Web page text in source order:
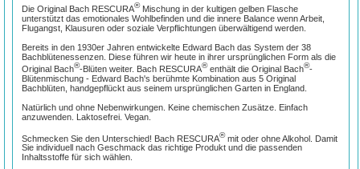
Die Original Bach RESCURA®Mischung in der kultigen gelben Flasche
unterstützt das emotionales Wohlbefinden und die innere Balance wenn Arbeit,
Flugangst, Klausuren oder soziale Verpflichtungen überwältigend werden.
Bereits in den 1930er Jahren entwickelte Edward Bach das System der 38
Bachblütenessenzen. Diese führen wir heute in ihrer ursprünglichen Form als die
Original Bach®-Blüten weiter. Bach RESCURA®enthält die Original Bach®-
Blütenmischung - Edward Bach's berühmte Kombination aus 5 Original
Bachblüten, handgepflückt aus seinem ursprünglichen Garten in England.
Natürlich und ohne Nebenwirkungen. Keine chemischen Zusätze. Einfach
anzuwenden. Laktosefrei. Vegan.
Schmecken Sie den Unterschied! Bach RESCURA®mit oder ohne Alkohol. Damit
Sie individuell nach Geschmack das richtige Produkt und die passenden
Inhaltsstoffe für sich wählen.